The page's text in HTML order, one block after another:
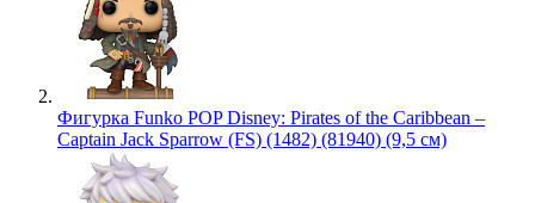
Фигурка Funko POP Disney: Pirates of the Caribbean –
Captain Jack Sparrow (FS) (1482) (81940) (9,5 см)